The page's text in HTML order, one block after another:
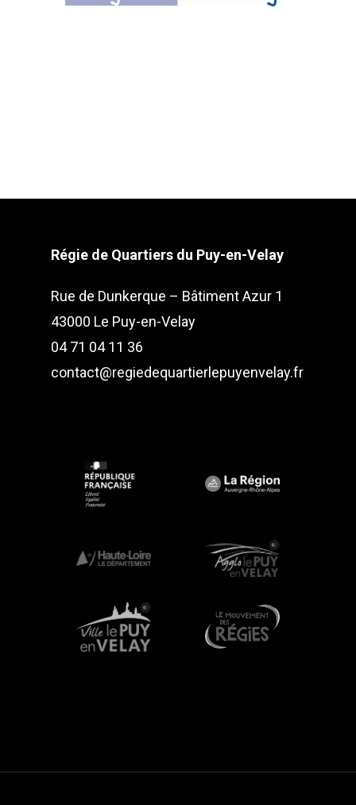
Régie de Quartiers du Puy-en-Velay
Rue de Dunkerque – Bâtiment Azur 1
43000 Le Puy-en-Velay
04 71 04 11 36
contact@regiedequartierlepuyenvelay.fr